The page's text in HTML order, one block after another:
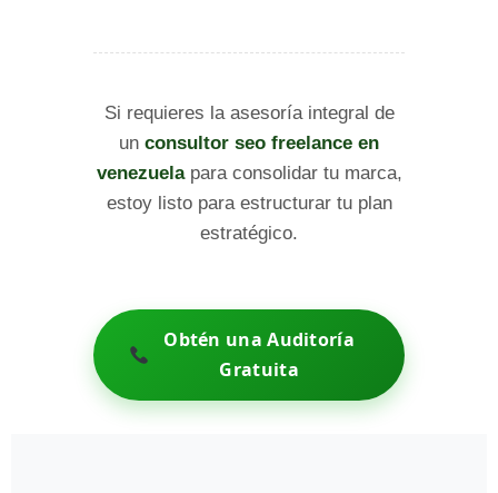
Si requieres la asesoría integral de
un consultor seo freelance en
venezuelapara consolidar tu marca,
estoy listo para estructurar tu plan
estratégico.
Obtén una Auditoría
Gratuita